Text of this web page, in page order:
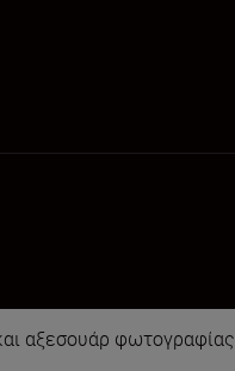
αξεσουάρ φωτογραφίας